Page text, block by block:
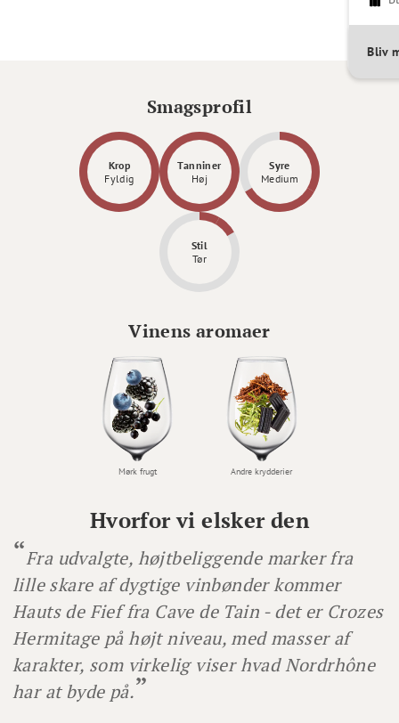
Bliv
Hvorfor vi elsker den
Fra udvalgte, højtbeliggende marker fra
lille skare af dygtige vinbønder kommer
Hauts de Fief fra Cave de Tain - det er Crozes
Hermitage på højt niveau, med masser af
karakter, som virkelig viser hvad Nordrhône
har at byde på.
Smagsprofil
Krop
Fyldig
Tanniner
Høj
Syre
Medium
Stil
Tør
Vinens aromaer
Mørk frugt Andre krydderier